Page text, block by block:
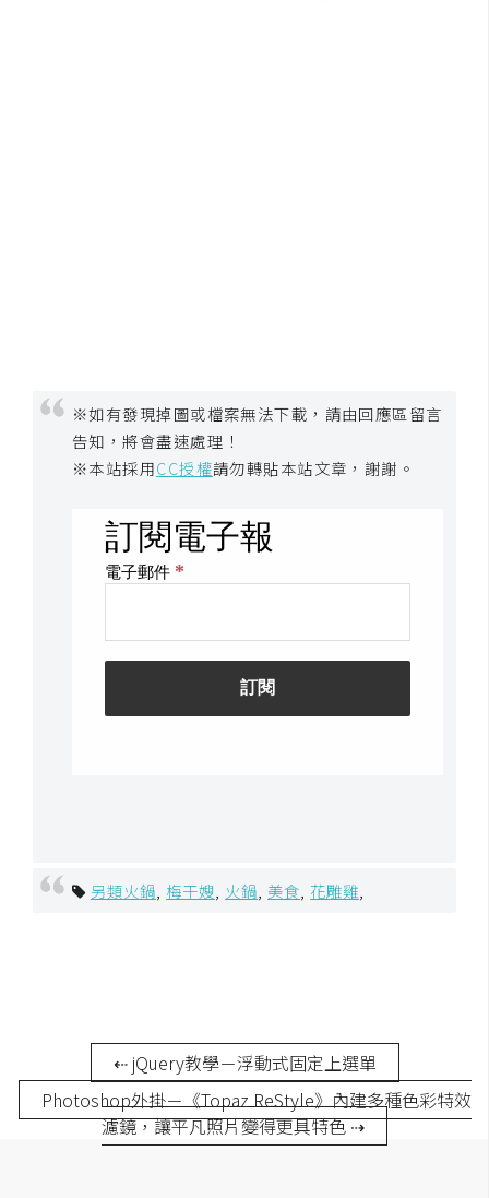
※如有發現掉圖或檔案無法下載，請由回應區留言
告知，將會盡速處理！
※本站採用CC授權請勿轉貼本站文章，謝謝。
另類火鍋, 梅干嫂, 火鍋, 美食, 花雕雞,
⇠ jQuery教學－浮動式固定上選單
Photoshop外掛－《Topaz ReStyle》內建多種色彩特效
濾鏡，讓平凡照片變得更具特色 ⇢